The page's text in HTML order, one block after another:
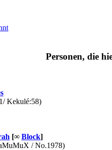
Personen, die
Kekulé:58)
[∞ Block]
/ No.1978)